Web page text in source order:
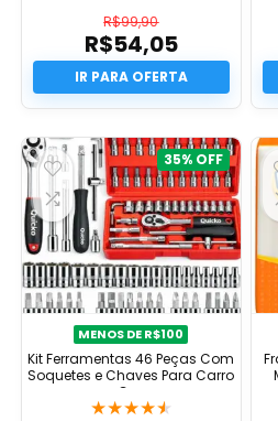
R$99,90
O
preço
original
era:
R$54,05
O
preço
atual
R$54,05.
35%
MENOS DE R$100
Kit Ferramentas 46 Peças Com
Soquetes e Chaves Para Carro
e Casa
★★★★★